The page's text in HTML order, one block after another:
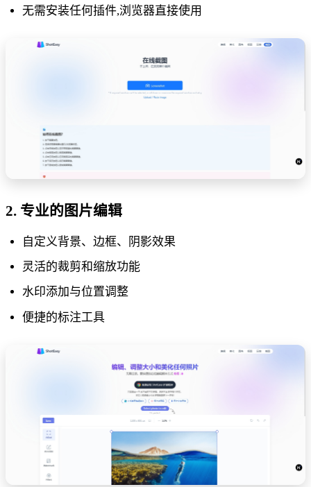
无需安装任何插件,浏览器直接使用
2. 专业的图片编辑
自定义背景、边框、阴影效果
灵活的裁剪和缩放功能
水印添加与位置调整
便捷的标注工具